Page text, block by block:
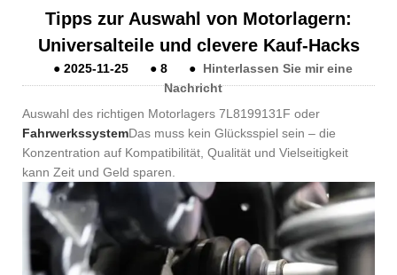
Tipps zur Auswahl von Motorlagern:
Universalteile und clevere Kauf-Hacks
●2025-11-25 ●8 ● Hinterlassen Sie mir eine
Nachricht
Auswahl des richtigen Motorlagers 7L8199131F oder
FahrwerkssystemDas muss kein Glücksspiel sein – die
Konzentration auf Kompatibilität, Qualität und Vielseitigkeit
kann Zeit und Geld sparen.